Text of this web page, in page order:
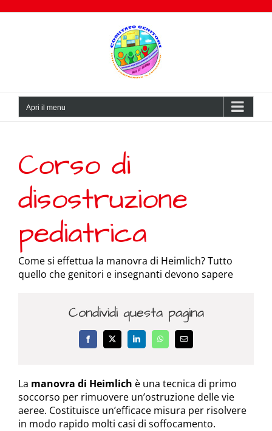
Apri il menu
Corso di
disostruzione
pediatrica
Come si effettua la manovra di Heimlich? Tutto
quello che genitori e insegnanti devono sapere
Condividi questa pagina
Facebook
X LinkedInWhatsAppEmail
La manovra di Heimlich è una tecnica di primo
soccorso per rimuovere un’ostruzione delle vie
aeree. Costituisce un’efficace misura per risolvere
in modo rapido molti casi di soffocamento.